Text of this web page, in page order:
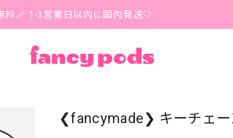
業日以内に国内発送🤍
❮fancymade❯ キーチェー